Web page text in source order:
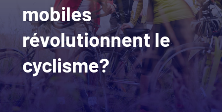
mobiles
révolutionnent le
cyclisme?